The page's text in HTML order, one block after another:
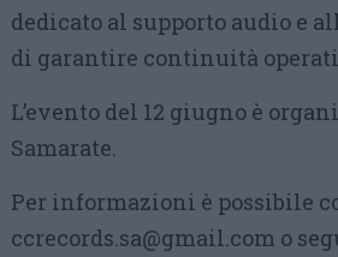
dedicato al supporto audio e
di garantire continuità
L’evento del 12 giugno è
Samarate.
Per informazioni è possibile
ccrecords.sa@gmail.com o